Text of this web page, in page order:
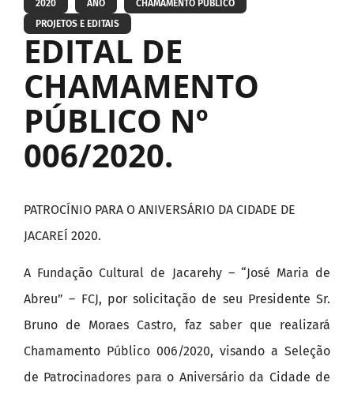
2020 ANO
CHAMAMENTO PÚBLICO
PROJETOS E EDITAIS
EDITAL DE
CHAMAMENTO
PÚBLICO Nº
006/2020.
PATROCÍNIO PARA O ANIVERSÁRIO DA CIDADE DE
JACAREÍ 2020.
A Fundação Cultural de Jacarehy – “José Maria de
Abreu” – FCJ, por solicitação de seu Presidente Sr.
Bruno de Moraes Castro, faz saber que realizará
Chamamento Público 006/2020, visando a Seleção
de Patrocinadores para o Aniversário da Cidade de